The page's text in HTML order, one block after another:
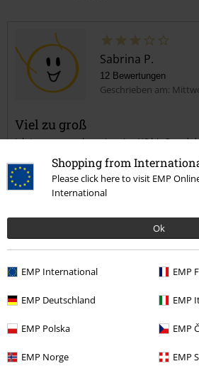
Shopping from
Please click here to visit EMP
International
Ok
EMP International EMP
EMP Deutschland EMP
EMP Polska EMP
EMP Norge EMP
Sabrina P.
12 Bewertungen
Geschrieben am:
Viel zu groß
Ich trage normalerweise eine XS bis S und
gar nicht. Ich kann beide Arme mit hindurch
sonst hübsch.
Verifizierte Rezension
Kommentieren